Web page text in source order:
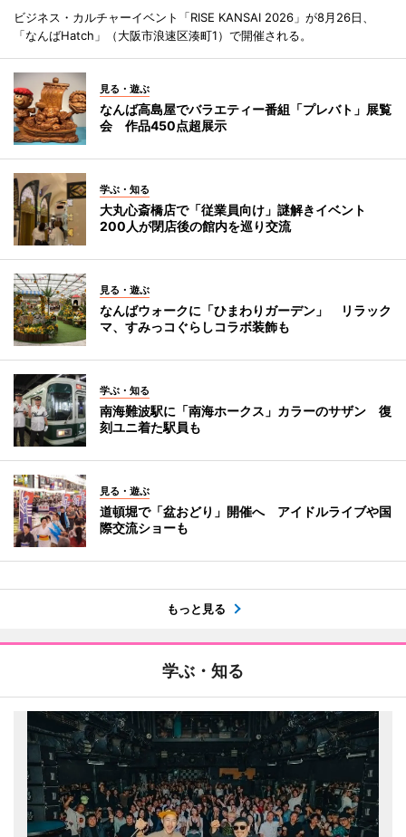
ビジネス・カルチャーイベント「RISE KANSAI 2026」が8月26日、
「なんばHatch」（大阪市浪速区湊町1）で開催される。
見る・遊ぶ
なんば高島屋でバラエティー番組「プレバト」展覧
会 作品450点超展示
学ぶ・知る
大丸心斎橋店で「従業員向け」謎解きイベント
200人が閉店後の館内を巡り交流
見る・遊ぶ
なんばウォークに「ひまわりガーデン」 リラック
マ、すみっコぐらしコラボ装飾も
学ぶ・知る
南海難波駅に「南海ホークス」カラーのサザン 復
刻ユニ着た駅員も
見る・遊ぶ
道頓堀で「盆おどり」開催へ アイドルライブや国
際交流ショーも
もっと見る
学ぶ・知る